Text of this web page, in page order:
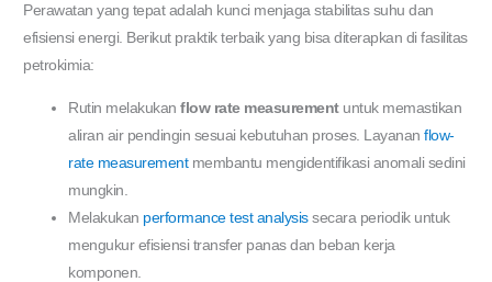
Perawatan yang tepat adalah kunci menjaga stabilitas suhu dan
efisiensi energi. Berikut praktik terbaik yang bisa diterapkan di fasilitas
petrokimia:
Rutin melakukanflow rate measurementuntuk memastikan
aliran air pendingin sesuai kebutuhan proses. Layananflow-
rate measurementmembantu mengidentifikasi anomali sedini
mungkin.
Melakukan performance test analysissecara periodik untuk
mengukur efisiensi transfer panas dan beban kerja
komponen.